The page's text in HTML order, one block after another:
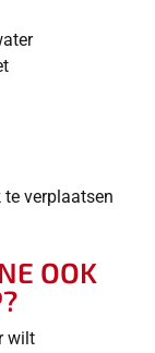
verplaatsen
OOK
wilt